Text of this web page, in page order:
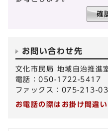
お問い合わせ先
文化市民局 地域自治推進
電話：050-1722-5417
ファックス：075-213-
お電話の際はお掛け間違